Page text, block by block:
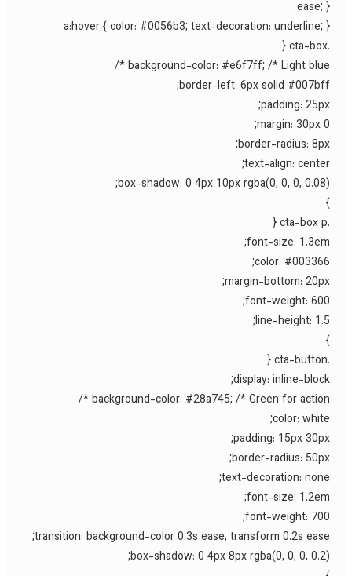
ease;
a:hover { color: #0056b3; text-decoration: underline;
background-color: #e6f7ff; /* Light blue
border-left: 6px solid
padding:
margin: 30px
border-radius:
text-align:
box-shadow: 0 4px 10px rgba(0, 0, 0,
font-size:
color:
margin-bottom:
font-weight:
line-height:
display: inline-
background-color: #28a745; /* Green for action
color:
padding: 15px
border-radius:
text-decoration:
font-size:
font-weight:
transition: background-color 0.3s ease, transform 0.2s
box-shadow: 0 4px 8px rgba(0, 0, 0,